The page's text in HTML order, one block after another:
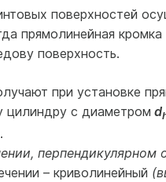
поверхностей
прямолинейная
поверхность.
при установке
цилиндру с диаметром d
перпендикулярном
– криволинейный